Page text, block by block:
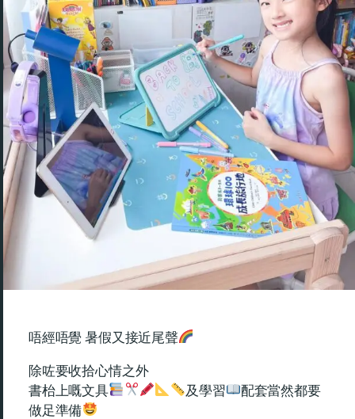
唔經唔覺 暑假又接近尾聲
除咗要收拾心情之外
書枱上嘅文具
及學習
配套當然都要
做足準備